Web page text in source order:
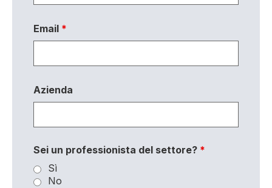
Email *
Azienda
Sei un professionista del settore? *
Sì
No